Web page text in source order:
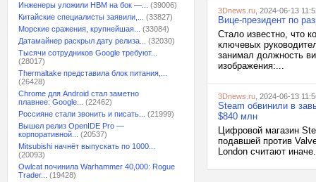
Инженеры уложили HBM на бок —...
(39006)
Китайские специалисты заявили,...
(33827)
Морские сражения, крупнейшая...
(33084)
Датамайнер раскрыл дату релиза...
(32030)
Тысячи сотрудников Google требуют...
(28017)
Thermaltake представила блок питания,...
(26428)
Chrome для Android стал заметно
плавнее: Google...
(22462)
Россияне стали звонить и писать...
(21999)
Вышел релиз OpenIDE Pro —
корпоративной...
(20537)
Mitsubishi начнёт выпускать по 1000...
(20093)
Owlcat починила Warhammer 40,000: Rogue
Trader...
(19428)
3Dnews.ru , 2024-06-13
Вице-президент по
Стало известно, что
ключевых
занимал должность
изображения:...
3Dnews.ru , 2024-06-13
Steam обвинили в
$840 млн
Цифровой магазин
подавшей против
London считают